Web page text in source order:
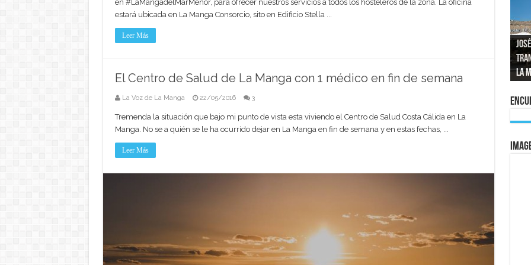
en ‪#‎LaMangadelMarMenor‬, para ofrecer nuestros servicios a todos los hosteleros de la zona. La oficina
estará ubicada en La Manga Consorcio, sito en Edificio Stella ...
Leer Más
El Centro de Salud de La Manga con 1 médico en fin de semana
La Voz de La Manga 22/05/2016 3
Tremenda la situación que bajo mi punto de vista esta viviendo el Centro de Salud Costa Cálida en La
Manga. No se a quién se le ha ocurrido dejar en La Manga en fin de semana y en estas fechas, ...
Leer Más
La
La
El
al